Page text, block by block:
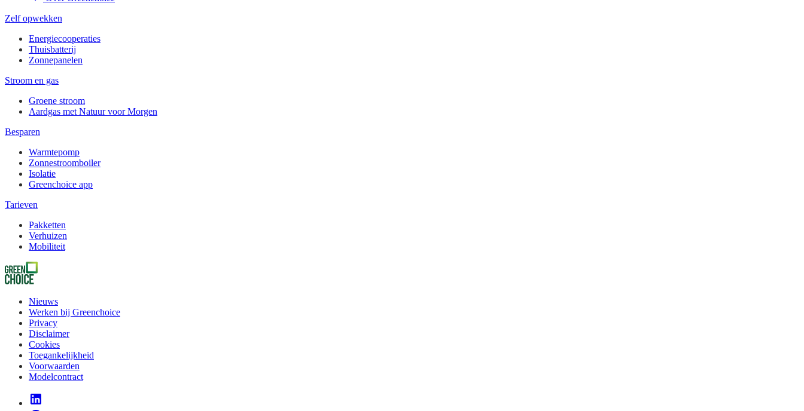
Zelf opwekken
Energiecooperaties
Thuisbatterij
Zonnepanelen
Stroom en gas
Groene stroom
Aardgas met Natuur voor Morgen
Besparen
Warmtepomp
Zonnestroomboiler
Isolatie
Greenchoice app
Tarieven
Pakketten
Verhuizen
Mobiliteit
Nieuws
Werken bij Greenchoice
Privacy
Disclaimer
Cookies
Toegankelijkheid
Voorwaarden
Modelcontract